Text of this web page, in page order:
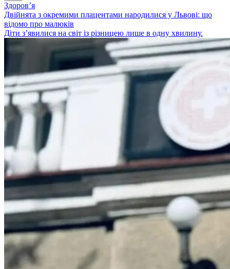
Здоровʼя
Двійнята з окремими плацентами народилися у Львові: що
відомо про малюків
Діти з’явилися на світ із різницею лише в одну хвилину.